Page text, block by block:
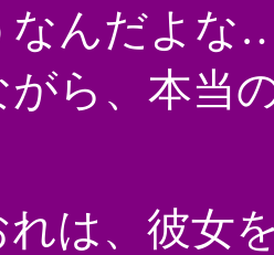
んだよな
ら、本当
は、彼女